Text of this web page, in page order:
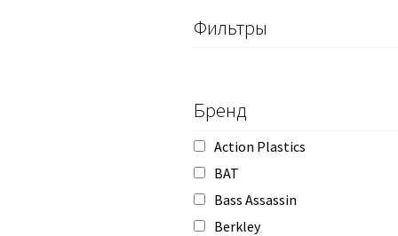
Фильтры
Бренд
Action Plastics
BAT
Bass Assassin
Berkley